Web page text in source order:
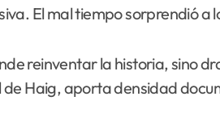
El mal tiempo sorprendió
reinventar la historia, sino
Haig, aporta densidad